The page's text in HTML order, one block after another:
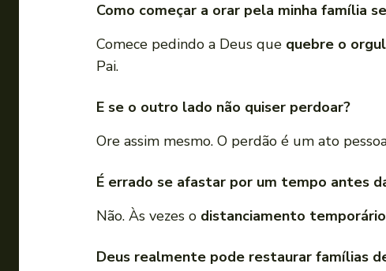
Como começar a orar pela minha família
Comece pedindo a Deus que quebre o
Pai.
E se o outro lado não quiser perdoar?
Ore assim mesmo. O perdão é um ato
É errado se afastar por um tempo antes
Não. Às vezes o distanciamento
Deus realmente pode restaurar famílias